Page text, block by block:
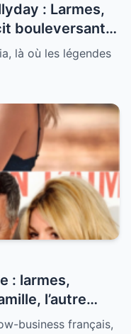
: Larmes,
bouleversant
Johnny à
là où les légendes
: larmes,
l’autre
enfin dévoilé
business français,